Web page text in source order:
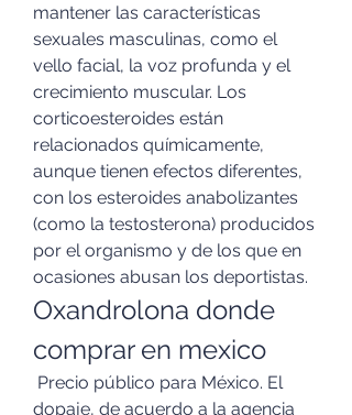
mantener las características
sexuales masculinas, como el
vello facial, la voz profunda y el
crecimiento muscular. Los
corticoesteroides están
relacionados químicamente,
aunque tienen efectos diferentes,
con los esteroides anabolizantes
(como la testosterona) producidos
por el organismo y de los que en
ocasiones abusan los deportistas.
Oxandrolona donde
comprar en mexico
dopaje, de acuerdo a la agencia